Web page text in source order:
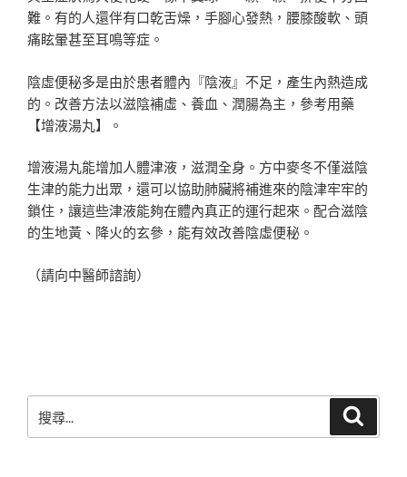
難。有的人還伴有口乾舌燥，手腳心發熱，腰膝酸軟、頭
痛眩暈甚至耳鳴等症。
陰虛便秘多是由於患者體內『陰液』不足，產生內熱造成
的。改善方法以滋陰補虛、養血、潤腸為主，參考用藥
【增液湯丸】。
增液湯丸能增加人體津液，滋潤全身。方中麥冬不僅滋陰
生津的能力出眾，還可以協助肺臟將補進來的陰津牢牢的
鎖住，讓這些津液能夠在體內真正的運行起來。配合滋陰
的生地黃、降火的玄參，能有效改善陰虛便秘。
（請向中醫師諮詢）
尋